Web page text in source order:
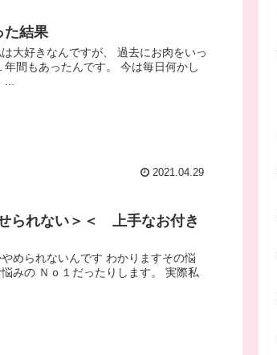
た結果
大好きなんですが、 過去にお肉をいっ
間もあったんです。 今は毎日何かし
2021.04.29
られない＞＜ 上手なお付き
められないんです わかりますその悩
みの Ｎｏ１だったりします。 実際私